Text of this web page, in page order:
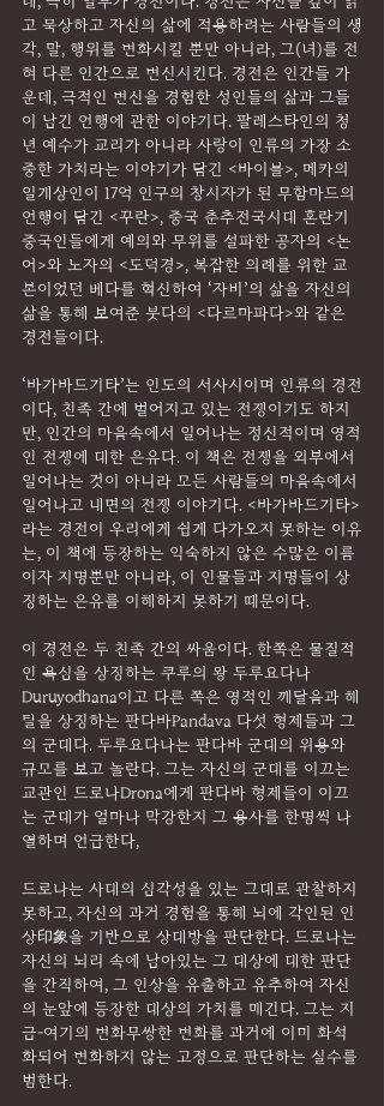
고 묵상하고 자신의 삶에 적용하려는 사람들의 생
각, 말, 행위를 변화시킬 뿐만 아니라, 그(녀)를 전
혀 다른 인간으로 변신시킨다. 경전은 인간들 가
운데, 극적인 변신을 경험한 성인들의 삶과 그들
이 남긴 언행에 관한 이야기다. 팔레스타인의 청
년 예수가 교리가 아니라 사랑이 인류의 가장 소
중한 가치라는 이야기가 담긴 <바이블>, 메카의
일개상인이 17억 인구의 창시자가 된 무함마드의
언행이 담긴 <꾸란>, 중국 춘추전국시대 혼란기
중국인들에게 예의와 무위를 설파한 공자의 <논
어>와 노자의 <도덕경>, 복잡한 의례를 위한 교
본이었던 베다를 혁신하여 ‘자비’의 삶을 자신의
삶을 통해 보여준 붓다의 <다르마파다>와 같은
경전들이다.
‘바가바드기타’는 인도의 서사시이며 인류의 경전
이다, 친족 간에 벌어지고 있는 전쟁이기도 하지
만, 인간의 마음속에서 일어나는 정신적이며 영적
인 전쟁에 대한 은유다. 이 책은 전쟁을 외부에서
일어나는 것이 아니라 모든 사람들의 마음속에서
일어나고 내면의 전쟁 이야기다. <바가바드기타>
라는 경전이 우리에게 쉽게 다가오지 못하는 이유
는, 이 책에 등장하는 익숙하지 않은 수많은 이름
이자 지명뿐만 아니라, 이 인물들과 지명들이 상
징하는 은유를 이해하지 못하기 때문이다.
이 경전은 두 친족 간의 싸움이다. 한쪽은 물질적
인 욕심을 상징하는 쿠루의 왕 두루요다나
Duruyodhana이고 다른 쪽은 영적인 깨달음과 해
탈을 상징하는 판다바Pandava 다섯 형제들과 그
의 군대다. 두루요다나는 판다바 군대의 위용와
규모를 보고 놀란다. 그는 자신의 군대를 이끄는
교관인 드로나Drona에게 판다바 형제들이 이끄
는 군대가 얼마나 막강한지 그 용사를 한명씩 나
열하며 언급한다,
드로나는 사태의 심각성을 있는 그대로 관찰하지
못하고, 자신의 과거 경험을 통해 뇌에 각인된 인
상印象을 기반으로 상대방을 판단한다. 드로나는
자신의 뇌리 속에 남아있는 그 대상에 대한 판단
을 간직하여, 그 인상을 유출하고 유추하여 자신
의 눈앞에 등장한 대상의 가치를 매긴다. 그는 지
금-여기의 변화무쌍한 변화를 과거에 이미 화석
화되어 변화하지 않는 고정으로 판단하는 실수를
범한다.